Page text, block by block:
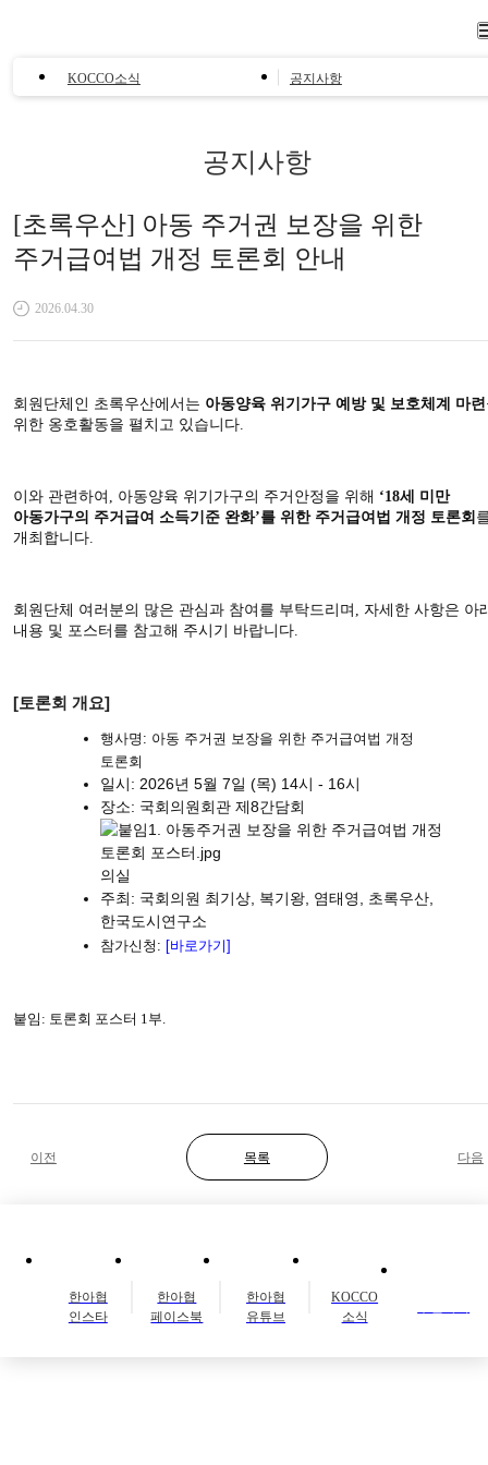
KOCCO소식 공지사항
공지사항
[초록우산] 아동 주거권 보장을 위한
주거급여법 개정 토론회 안내
2026.04.30
회원단체인 초록우산에서는 아동양육 위기가구 예방 및 보호체계 마련
위한 옹호활동을 펼치고 있습니다.
이와 관련하여, 아동양육 위기가구의 주거안정을 위해 ‘18세 미만
아동가구의 주거급여 소득기준 완화’를 위한 주거급여법 개정 토론회
개최합니다.
회원단체 여러분의 많은 관심과 참여를 부탁드리며, 자세한 사항은 아
내용 및 포스터를 참고해 주시기 바랍니다.
[토론회 개요]
행사명: 아동 주거권 보장을 위한 주거급여법 개정
토론회
일시: 2026년 5월 7일 (목) 14시 - 16시
장소: 국회의원회관 제8간담회
의실
주최: 국회의원 최기상, 복기왕, 염태영, 초록우산,
한국도시연구소
참가신청: [바로가기]
붙임: 토론회 포스터 1부.
이전 목록 다음
한아협
인스타
한아협
페이스북
한아협
유튜브
KOCCO
소식